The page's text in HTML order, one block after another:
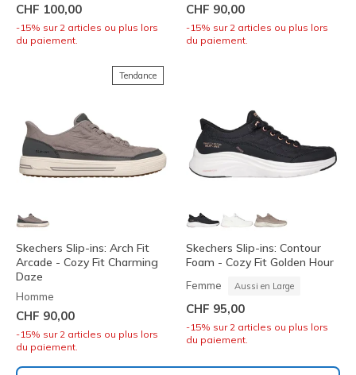
CHF 100,00
-15% sur 2 articles ou plus lors
du paiement.
CHF 90,00
-15% sur 2 articles ou plus lors
du paiement.
Tendance
Skechers Slip-ins: Arch Fit
Arcade - Cozy Fit Charming
Daze
Homme
CHF 90,00
-15% sur 2 articles ou plus lors
du paiement.
Skechers Slip-ins: Contour
Foam - Cozy Fit Golden Hour
Femme Aussi en Large
CHF 95,00
-15% sur 2 articles ou plus lors
du paiement.